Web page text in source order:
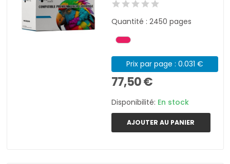
Quantité : 2450 pages
Prix par page : 0.031 €
77,50 €
Disponibilité: En stock
AJOUTER AU PANIER